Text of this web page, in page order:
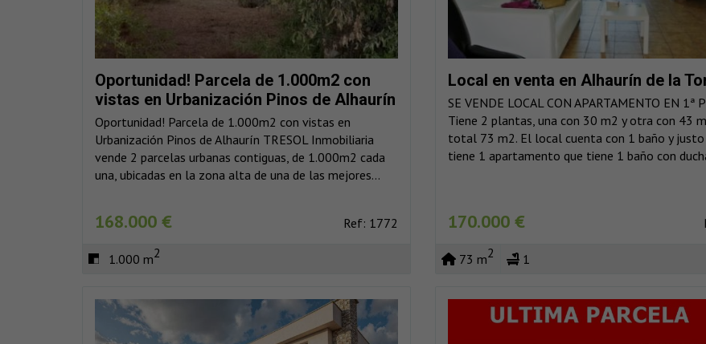
Oportunidad! Parcela de 1.000m2 con
vistas en Urbanización Pinos de Alhaurín
Oportunidad! Parcela de 1.000m2 con vistas en
Urbanización Pinos de Alhaurín TRESOL Inmobiliaria
vende 2 parcelas urbanas contiguas, de 1.000m2 cada
una, ubicadas en la zona alta de una de las mejores...
168.000 € Ref: 1772
1.000 m2
Local en venta en Alhaurín de la
SE VENDE LOCAL CON APARTAMENTO EN 1ª
Tiene 2 plantas, una con 30 m2 y otra con 43
total 73 m2. El local cuenta con 1 baño y justo
tiene 1 apartamento que tiene 1 baño con
170.000 €
73 m2 1